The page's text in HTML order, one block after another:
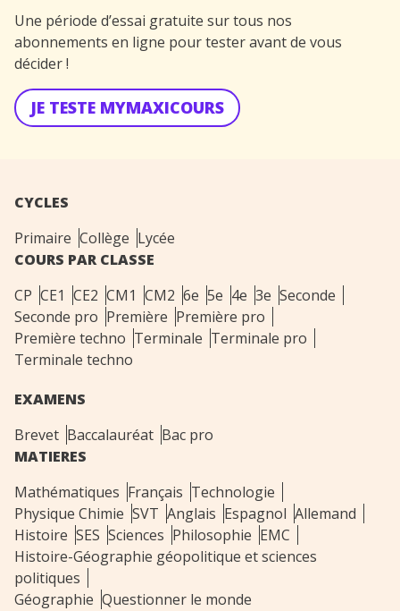
Une période d’essai gratuite sur tous nos
abonnements en ligne pour tester avant de vous
décider !
JE TESTE MYMAXICOURS
CYCLES
Primaire Collège Lycée
COURS PAR CLASSE
CP CE1 CE2 CM1 CM2 6e 5e 4e 3e Seconde
Seconde pro Première Première pro
Première techno Terminale Terminale pro
Terminale techno
EXAMENS
Brevet Baccalauréat Bac pro
MATIERES
Mathématiques Français Technologie
Physique Chimie SVT Anglais Espagnol Allemand
Histoire SES Sciences Philosophie EMC
Histoire-Géographie géopolitique et sciences
politiques
Géographie Questionner le monde